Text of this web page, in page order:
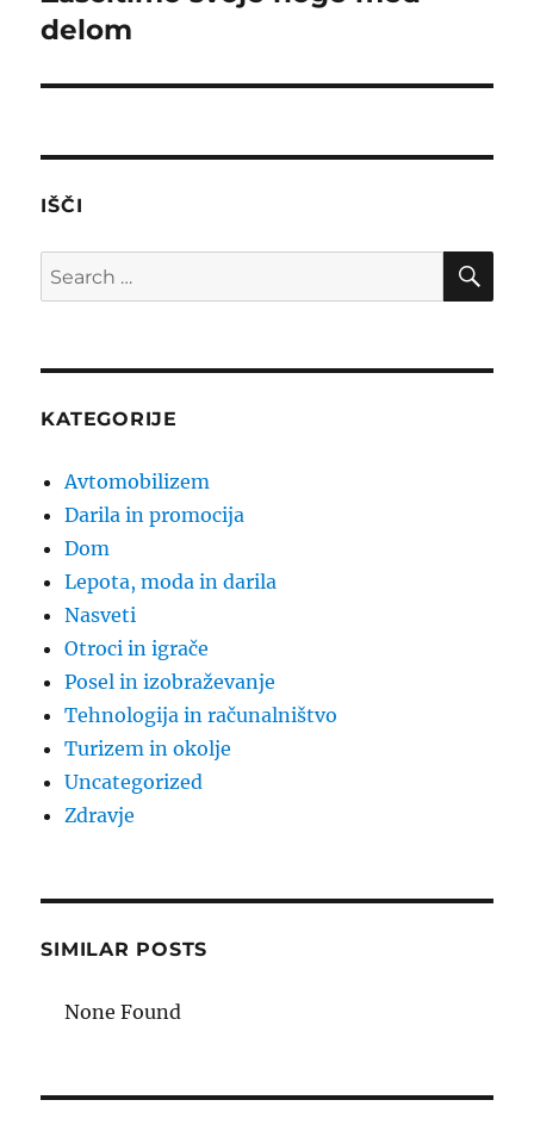
delom
IŠČI
Search
for:
KATEGORIJE
Avtomobilizem
Darila in promocija
Dom
Lepota, moda in darila
Nasveti
Otroci in igrače
Posel in izobraževanje
Tehnologija in računalništvo
Turizem in okolje
Uncategorized
Zdravje
SIMILAR POSTS
None Found